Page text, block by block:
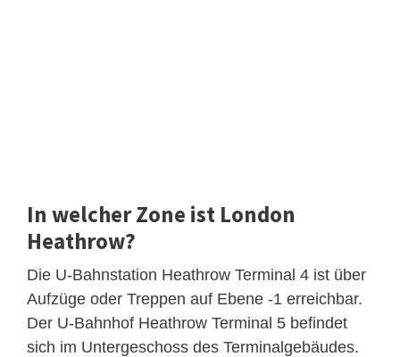
In welcher Zone ist London
Heathrow?
Die U-Bahnstation Heathrow Terminal 4 ist über
Aufzüge oder Treppen auf Ebene -1 erreichbar.
Der U-Bahnhof Heathrow Terminal 5 befindet
sich im Untergeschoss des Terminalgebäudes.